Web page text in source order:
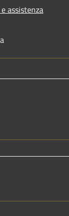
assistenza